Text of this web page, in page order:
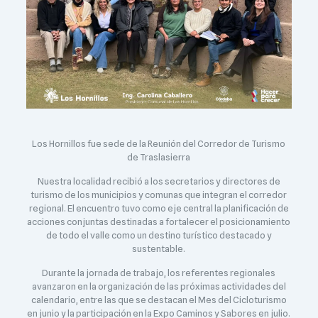
Los Hornillos fue sede de la Reunión del Corredor de Turismo
de Traslasierra
​Nuestra localidad recibió a los secretarios y directores de
turismo de los municipios y comunas que integran el corredor
regional. El encuentro tuvo como eje central la planificación de
acciones conjuntas destinadas a fortalecer el posicionamiento
de todo el valle como un destino turístico destacado y
sustentable.
​Durante la jornada de trabajo, los referentes regionales
avanzaron en la organización de las próximas actividades del
calendario, entre las que se destacan el Mes del Cicloturismo
en junio y la participación en la Expo Caminos y Sabores en julio.